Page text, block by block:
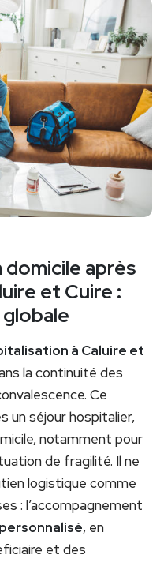
domicile après
et Cuire :
à Caluire et
la continuité des
Ce
un séjour hospitalier,
notamment pour
de fragilité. Il ne
logistique comme
: l’accompagnement
, en
et des